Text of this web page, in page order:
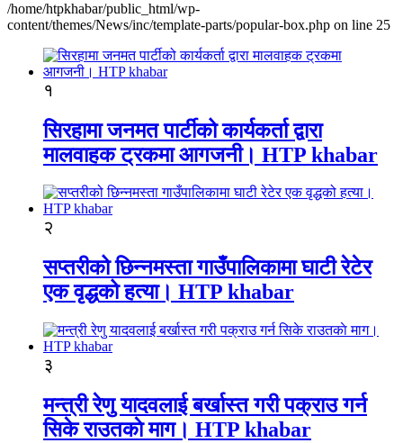
/home/htpkhabar/public_html/wp-
content/themes/News/inc/template-parts/popular-box.php on line 25
१
सिरहामा जनमत पार्टीको कार्यकर्ता द्वारा
मालवाहक ट्रकमा आगजनी। HTP khabar
२
सप्तरीको छिन्नमस्ता गाउँपालिकामा घाटी रेटेर
एक वृद्धको हत्या। HTP khabar
३
मन्त्री रेणु यादवलाई बर्खास्त गरी पक्राउ गर्न
सिके राउतकाे माग। HTP khabar